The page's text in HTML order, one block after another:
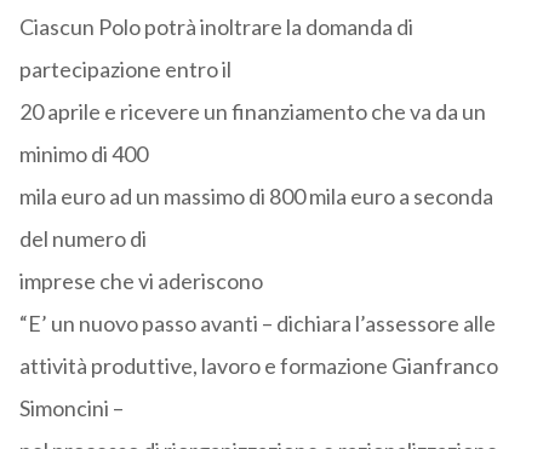
Ciascun Polo potrà inoltrare la domanda di
partecipazione entro il
20 aprile e ricevere un finanziamento che va da un
minimo di 400
mila euro ad un massimo di 800 mila euro a seconda
del numero di
imprese che vi aderiscono
“E’ un nuovo passo avanti – dichiara l’assessore alle
attività produttive, lavoro e formazione Gianfranco
Simoncini –